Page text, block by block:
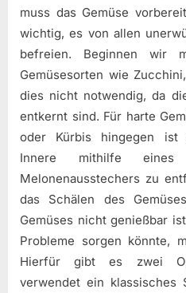
muss das Gemüse
wichtig, es von allen
befreien. Beginnen wir
Gemüsesorten wie
dies nicht notwendig, da
entkernt sind. Für harte
oder Kürbis hingegen ist
Innere mithilfe
Melonenausstechers zu
das Schälen des
Gemüses nicht genießbar
Probleme sorgen könnte,
Hierfür gibt es zwei
verwendet ein klassisches